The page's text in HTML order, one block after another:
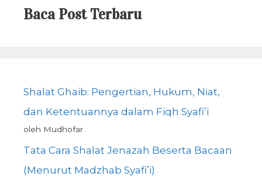
Baca Post Terbaru
Shalat Ghaib: Pengertian, Hukum, Niat,
dan Ketentuannya dalam Fiqh Syafi’i
oleh Mudhofar
Tata Cara Shalat Jenazah Beserta Bacaan
(Menurut Madzhab Syafi’i)